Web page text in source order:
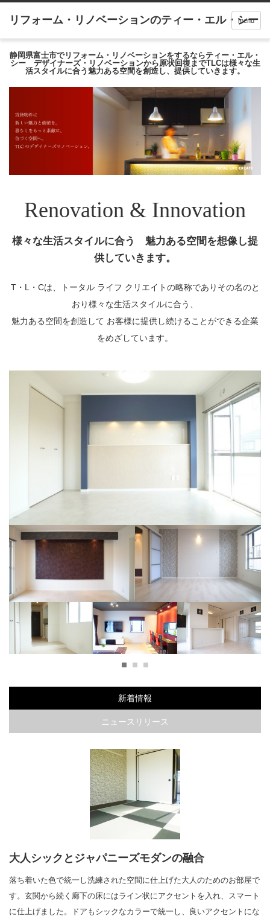
menu
静岡県富士市でリフォーム・リノベーションをするならティー・エル・
シー デザイナーズ・リノベーションから原状回復までTLCは様々な生
活スタイルに合う魅力ある空間を創造し、提供していきます。
Renovation & Innovation
様々な生活スタイルに合う 魅力ある空間を想像し提
供していきます。
T・L・Cは、トータル ライフ クリエイトの略称でありその名のと
おり様々な生活スタイルに合う、
魅力ある空間を創造して お客様に提供し続けることができる企業
をめざしています。
で
グ
ダークカラー×パステルカラーでツンデレなお部屋
海外のホテルの様なラグジュア
白とブルーで統一したス
Ｏｌｄ Ｎｅｗ Ｙｏｒ
ｋ ｓｔｙｌｅ
大胆なクロスを使用した
1 2
新着情報
ニュースリリース
大人シックとジャパニーズモダンの融合
落ち着いた色で統一し洗練された空間に仕上げた大人のためのお部屋で
す。玄関から続く廊下の床にはライン状にアクセントを入れ、スマート
に仕上げました。ドアもシックなカラーで統一し、良いアクセントにな